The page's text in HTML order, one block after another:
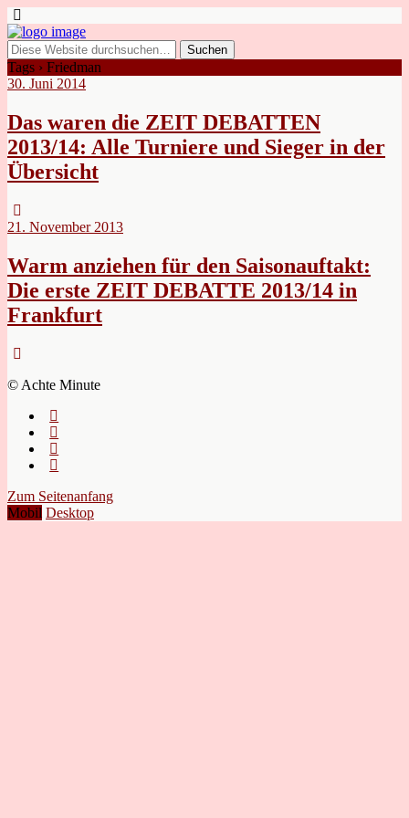
Tags › Friedman
30. Juni 2014
Das waren die ZEIT DEBATTEN
2013/14: Alle Turniere und Sieger in der
Übersicht
21. November 2013
Warm anziehen für den Saisonauftakt:
Die erste ZEIT DEBATTE 2013/14 in
Frankfurt
© Achte Minute
Zum Seitenanfang
Mobil Desktop